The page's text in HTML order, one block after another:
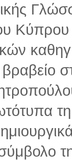
Κύπρου